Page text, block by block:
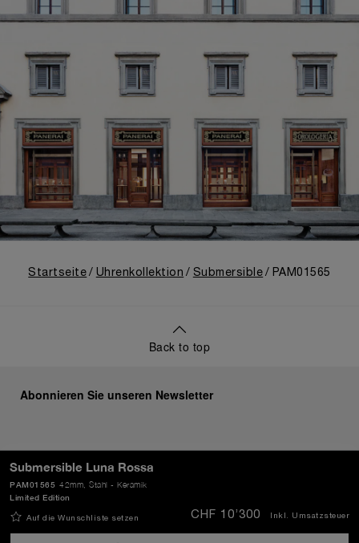
Submersible Luna Rossa
42mm , Stahl - Keramik
PAM01565
Limited Edition
Auf die Wunschliste setzen CHF 10’300 Inkl. Umsatzsteuer
Startseite Uhrenkollektion Submersible PAM01565
Back to top
Abonnieren Sie unseren Newsletter
Schweiz(CHF CHF)- DE